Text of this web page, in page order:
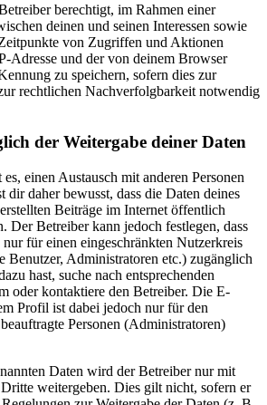
berechtigt, im Rahmen einer
deinen und seinen Interessen sowie
von Zugriffen und Aktionen
Adresse und der von deinem Browser
zu speichern, sofern dies zur
rechtlichen Nachverfolgbarkeit notwendig
der Weitergabe deiner Daten
einen Austausch mit anderen Personen
dir daher bewusst, dass die Daten deines
Beiträge im Internet öffentlich
Der Betreiber kann jedoch festlegen, dass
für einen eingeschränkten Nutzerkreis
Benutzer, Administratoren etc.) zugänglich
hast, suche nach entsprechenden
oder kontaktiere den Betreiber. Die E-
Profil ist dabei jedoch nur für den
Personen (Administratoren)
Daten wird der Betreiber nur mit
weitergeben. Dies gilt nicht, sofern er